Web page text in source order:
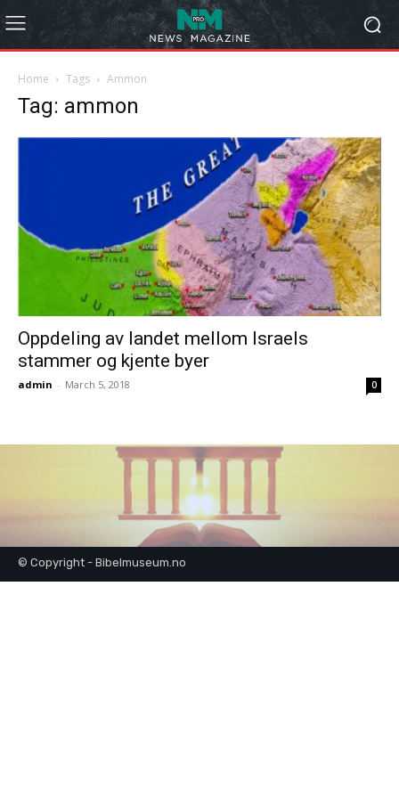
Home Tags Ammon
Tag: ammon
Oppdeling av landet mellom Israels
stammer og kjente byer
admin - March 5, 2018 0
© Copyright - Bibelmuseum.no